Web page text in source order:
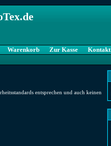
Warenkorb Zur Kasse Kontakt
entsprechen und auch keinen